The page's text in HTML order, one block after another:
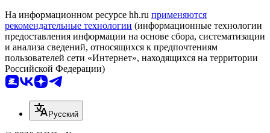
На информационном ресурсе hh.ru применяются
рекомендательные технологии (информационные технологии
предоставления информации на основе сбора, систематизации
и анализа сведений, относящихся к предпочтениям
пользователей сети «Интернет», находящихся на территории
Российской Федерации)
Русский